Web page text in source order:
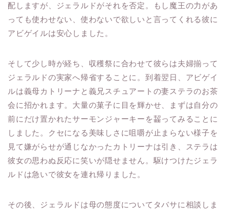
配しますが、ジェラルドがそれを否定。もし魔王の力があ
っても使わせない、使わないで欲しいと言ってくれる彼に
アビゲイルは安心しました。
そして少し時が経ち、収穫祭に合わせて彼らは夫婦揃って
ジェラルドの実家へ帰省することに。到着翌日、アビゲイ
ルは義母カトリーナと義兄スチュアートの妻ステラのお茶
会に招かれます。大量の菓子に目を輝かせ、まずは自分の
前にだけ置かれたサーモンジャーキーを齧ってみることに
しました。クセになる美味しさに咀嚼が止まらない様子を
見て嫌がらせが通じなかったカトリーナは引き、ステラは
彼女の思わぬ反応に笑いが隠せません。駆けつけたジェラ
ルドは急いで彼女を連れ帰りました。
その後、ジェラルドは母の態度についてタバサに相談しま